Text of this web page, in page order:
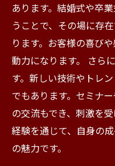
あります。結婚式や卒
うことで、その場に存
ります。お客様の喜び
動力になります。 さら
す。新しい技術やトレ
でもあります。セミナ
の交流もでき、刺激を
経験を通じて、自身の
の魅力です。